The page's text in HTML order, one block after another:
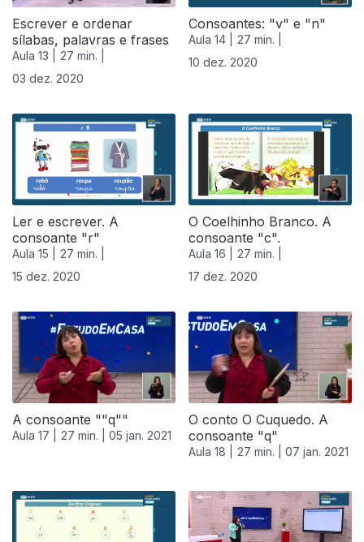
Escrever e ordenar
sílabas, palavras e frases
Aula 13 |
27 min. |
03 dez. 2020
Consoantes: "v" e "n"
Aula 14 |
27 min. |
10 dez. 2020
Ler e escrever. A
consoante "r"
Aula 15 |
27 min. |
15 dez. 2020
O Coelhinho Branco. A
consoante "c".
Aula 16 |
27 min. |
17 dez. 2020
A consoante ""q""
Aula 17 | 27 min. | 05 jan. 2021
O conto O Cuquedo. A
consoante "q"
Aula 18 | 27 min. | 07 jan. 2021